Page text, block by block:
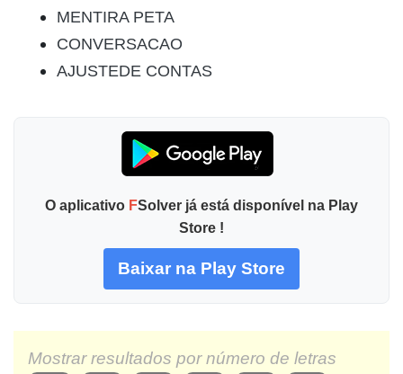
MENTIRA PETA
CONVERSACAO
AJUSTEDE CONTAS
O aplicativo FSolver já está disponível na Play
Store !
Baixar na Play Store
Mostrar resultados por número de letras